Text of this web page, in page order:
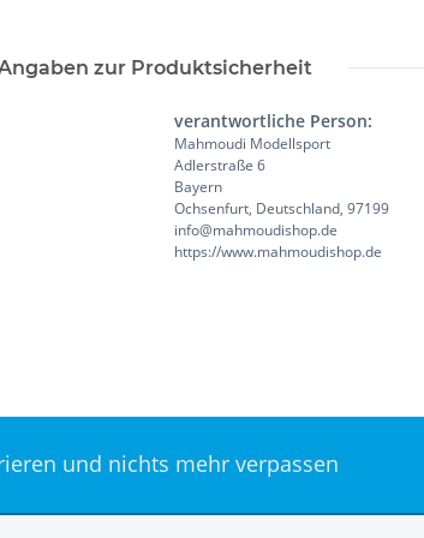
zur Produktsicherheit
verantwortliche Person:
Mahmoudi Modellsport
Adlerstraße 6
Bayern
Ochsenfurt, Deutschland, 97199
info@mahmoudishop.de
https://www.mahmoudishop.de
und nichts mehr verpassen